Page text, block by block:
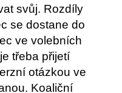
svůj. Rozdíly
se dostane do
ve volebních
třeba přijetí
otázkou ve
Koaliční